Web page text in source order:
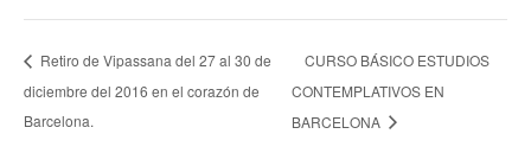
Retiro de Vipassana del 27 al 30 de
diciembre del 2016 en el corazón de
Barcelona.
CURSO BÁSICO ESTUDIOS
CONTEMPLATIVOS EN
BARCELONA